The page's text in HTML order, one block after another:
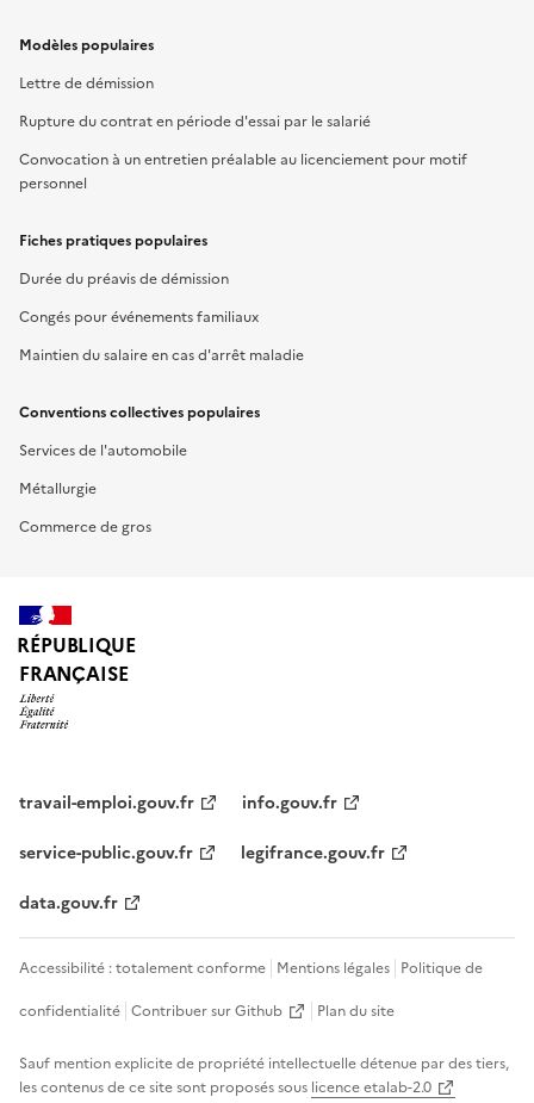
Modèles populaires
Lettre de démission
Rupture du contrat en période d'essai par le salarié
Convocation à un entretien préalable au licenciement pour motif
personnel
Fiches pratiques populaires
Durée du préavis de démission
Congés pour événements familiaux
Maintien du salaire en cas d'arrêt maladie
Conventions collectives populaires
Services de l'automobile
Métallurgie
Commerce de gros
RÉPUBLIQUE
FRANÇAISE
travail-emploi.gouv.fr
info.gouv.fr
service-public.gouv.fr
legifrance.gouv.fr
data.gouv.fr
Accessibilité : totalement conforme Mentions légales Politique de
confidentialité Contribuer sur Github Plan du site
Sauf mention explicite de propriété intellectuelle détenue par des tiers,
les contenus de ce site sont proposés sous licence etalab-2.0